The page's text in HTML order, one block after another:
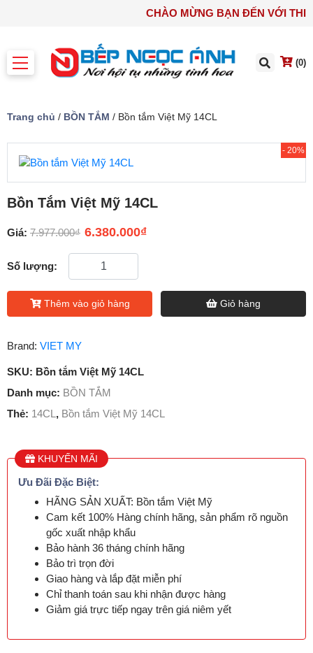
CHÀO MỪNG BẠN ĐẾN VỚI
(0)
Trang chủ / BỒN TẮM / Bồn tắm Việt Mỹ 14CL
- 20%
Bồn Tắm Việt Mỹ 14CL
Giá: 7.977.000₫ 6.380.000₫
Số lượng:
Thêm vào giỏ hàng Giỏ hàng
Brand: VIET MY
SKU: Bồn tắm Việt Mỹ 14CL
Danh mục: BỒN TẮM
Thẻ: 14CL, Bồn tắm Việt Mỹ 14CL
KHUYẾN MÃI
Ưu Đãi Đặc Biệt:
HÃNG SẢN XUẤT: Bồn tắm Việt Mỹ
Cam kết 100% Hàng chính hãng, sản phẩm rõ nguồn
gốc xuất nhập khẩu
Bảo hành 36 tháng chính hãng
Bảo trì trọn đời
Giao hàng và lắp đặt miễn phí
Chỉ thanh toán sau khi nhận được hàng
Giảm giá trực tiếp ngay trên giá niêm yết